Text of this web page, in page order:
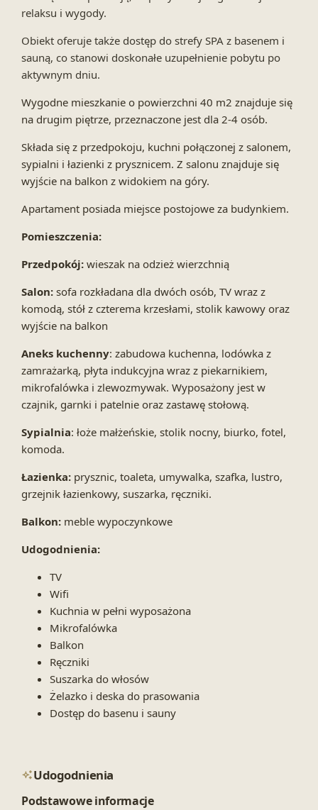
relaksu i wygody.
Obiekt oferuje także dostęp do strefy SPA z basenem i
sauną, co stanowi doskonałe uzupełnienie pobytu po
aktywnym dniu.
Wygodne mieszkanie o powierzchni 40 m2 znajduje się
na drugim piętrze, przeznaczone jest dla 2-4 osób.
Składa się z przedpokoju, kuchni połączonej z salonem,
sypialni i łazienki z prysznicem. Z salonu znajduje się
wyjście na balkon z widokiem na góry.
Apartament posiada miejsce postojowe za budynkiem.
Pomieszczenia:
Przedpokój: wieszak na odzież wierzchnią
Salon:sofa rozkładana dla dwóch osób, TV wraz z
komodą, stół z czterema krzesłami, stolik kawowy oraz
wyjście na balkon
Aneks kuchenny: zabudowa kuchenna, lodówka z
zamrażarką, płyta indukcyjna wraz z piekarnikiem,
mikrofalówka i zlewozmywak. Wyposażony jest w
czajnik, garnki i patelnie oraz zastawę stołową.
Sypialnia: łoże małżeńskie, stolik nocny, biurko, fotel,
komoda.
Łazienka: prysznic, toaleta, umywalka, szafka, lustro,
grzejnik łazienkowy, suszarka, ręczniki.
Balkon: meble wypoczynkowe
Udogodnienia:
TV
Wifi
Kuchnia w pełni wyposażona
Mikrofalówka
Balkon
Ręczniki
Suszarka do włosów
Żelazko i deska do prasowania
Dostęp do basenu i sauny
Udogodnienia
Podstawowe informacje